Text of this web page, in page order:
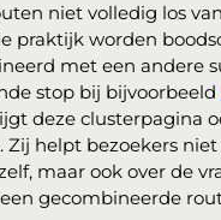
niet volledig los
praktijk worden
met een andere
stop bij bijvoorbeeld
deze clusterpagina
helpt bezoekers niet
maar ook over de
gecombineerde